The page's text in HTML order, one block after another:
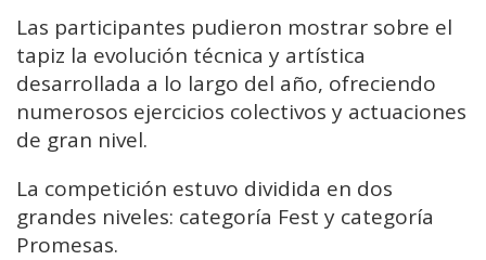
Las participantes pudieron mostrar sobre el
tapiz la evolución técnica y artística
desarrollada a lo largo del año, ofreciendo
numerosos ejercicios colectivos y actuaciones
de gran nivel.
La competición estuvo dividida en dos
grandes niveles: categoría Fest y categoría
Promesas.